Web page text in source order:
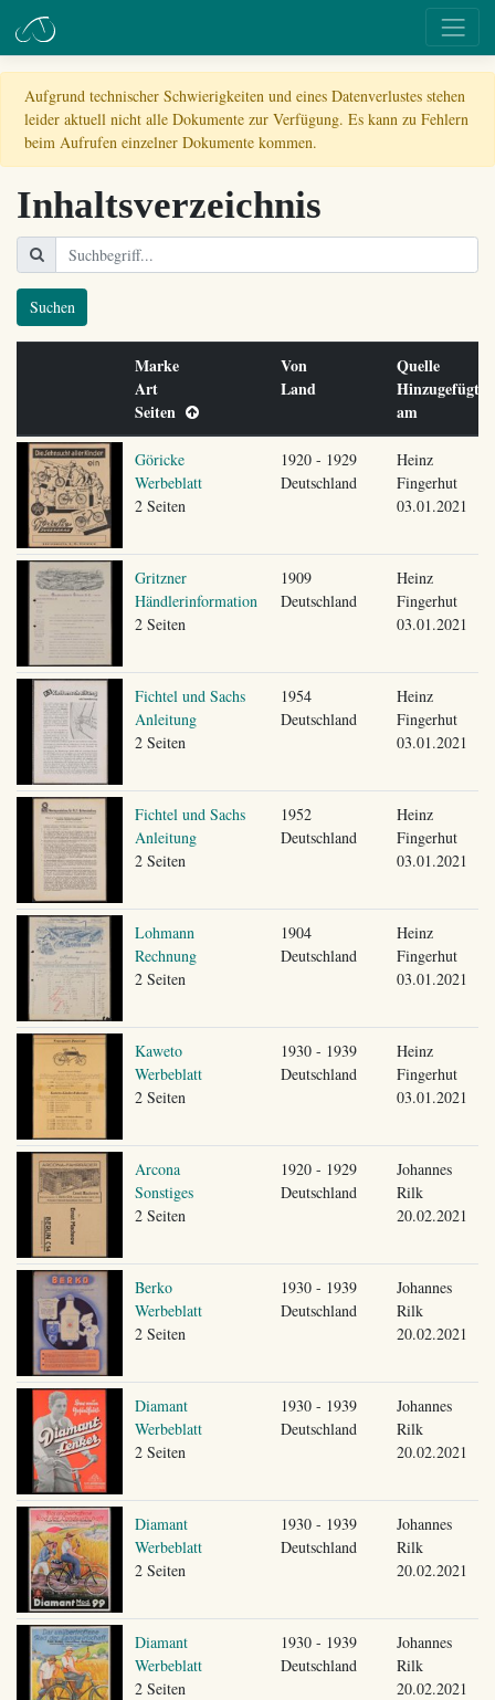
Aufgrund technischer Schwierigkeiten und eines Datenverlustes stehen
leider aktuell nicht alle Dokumente zur Verfügung. Es kann zu Fehlern
beim Aufrufen einzelner Dokumente kommen.
Inhaltsverzeichnis
Suchen
Marke
Art
Seiten
Von
Land
Quelle
Hinzugefügt
am
Göricke
Werbeblatt
2 Seiten
1920 - 1929
Deutschland
Heinz
Fingerhut
03.01.2021
Gritzner
Händlerinformation
2 Seiten
1909
Deutschland
Heinz
Fingerhut
03.01.2021
Fichtel und Sachs
Anleitung
2 Seiten
1954
Deutschland
Heinz
Fingerhut
03.01.2021
Fichtel und Sachs
Anleitung
2 Seiten
1952
Deutschland
Heinz
Fingerhut
03.01.2021
Lohmann
Rechnung
2 Seiten
1904
Deutschland
Heinz
Fingerhut
03.01.2021
Kaweto
Werbeblatt
2 Seiten
1930 - 1939
Deutschland
Heinz
Fingerhut
03.01.2021
Arcona
Sonstiges
2 Seiten
1920 - 1929
Deutschland
Johannes
Rilk
20.02.2021
Berko
Werbeblatt
2 Seiten
1930 - 1939
Deutschland
Johannes
Rilk
20.02.2021
Diamant
Werbeblatt
2 Seiten
1930 - 1939
Deutschland
Johannes
Rilk
20.02.2021
Diamant
Werbeblatt
2 Seiten
1930 - 1939
Deutschland
Johannes
Rilk
20.02.2021
Diamant
Werbeblatt
2 Seiten
1930 - 1939
Deutschland
Johannes
Rilk
20.02.2021